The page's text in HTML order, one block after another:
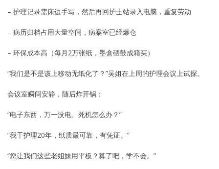
– 护理记录需床边手写，然后再回护士站录入电脑，重复劳动
– 病历归档占用大量空间，病案室已经爆仓
– 环保成本高（每月2万张纸，墨盒硒鼓成箱买）
“我们是不是该上移动无纸化了？”吴姐在上周的护理会议上试探。
会议室瞬间安静，随后炸开锅：
“电子东西，万一没电、死机怎么办？”
“我干护理20年，纸质最可靠，有凭证。”
“您让我们这些老姐妹用平板？算了吧，学不会。”